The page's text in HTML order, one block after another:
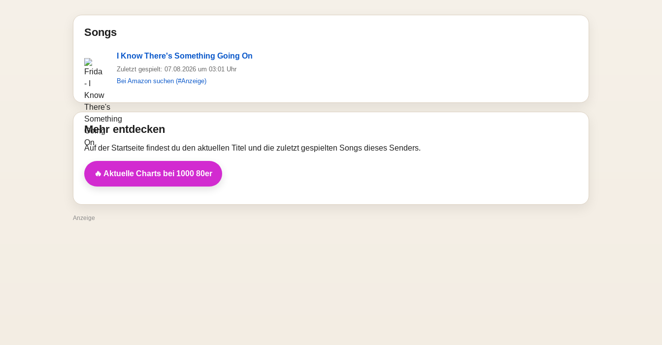
Songs
I Know There's Something Going On
Zuletzt gespielt: 07.08.2026 um 03:01 Uhr
Bei Amazon suchen (#Anzeige)
Mehr entdecken
Auf der Startseite findest du den aktuellen Titel und die zuletzt gespielten Songs dieses Senders.
🔥 Aktuelle Charts bei 1000 80er
Anzeige